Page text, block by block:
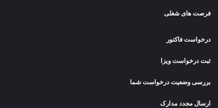
فرصت های شغلی
درخواست فاکتور
ثبت درخواست ویزا
بررسی وضعیت درخواست شما
ارسال مجدد مدارک